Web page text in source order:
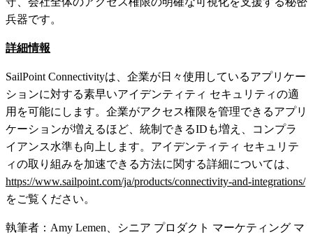
兵器です。
詳細情報
SailPoint Connectivityは、企業が日々使用しているアプリケー
ションに対する素早いアイデンティティ セキュリティの適
用を可能にします。企業がアクセス権限を管理できるアプリ
ケーションが増えるほど、統制できるIDも増え、コンプラ
イアンス水準も向上します。アイデンティティ セキュリテ
ィの取り組みを加速できる方法に関する詳細については、
https://www.sailpoint.com/ja/products/connectivity-and-integrations/
をご覧ください。
執筆者：Amy Lemen、シニア プロダクト マーケティング マ